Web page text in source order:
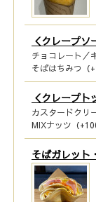
＜クレープソ
チョコレート／
そばはちみつ（
＜クレープト
カスタードクリ
MIXナッツ（
そばガレット